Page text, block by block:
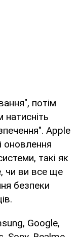
потім
натисніть
Apple
оновлення
такі як
чи ви все ще
безпеки
Google,